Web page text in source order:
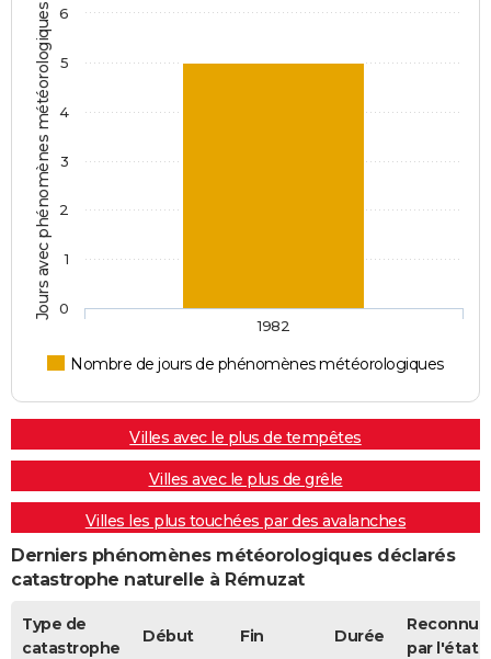
Jours avec phénomènes météorologiques
Nombre de jours de phénomènes météorologiques
1982
0
1
2
3
4
5
6
Villes avec le plus de tempêtes
Villes avec le plus de grêle
Villes les plus touchées par des avalanches
Derniers phénomènes météorologiques déclarés
catastrophe naturelle à Rémuzat
Type de
catastrophe
Début Fin Durée
Reconnue
par l'état